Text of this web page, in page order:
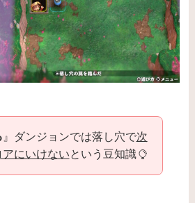
』ダンジョンでは落し穴で次
にいけないという豆知識